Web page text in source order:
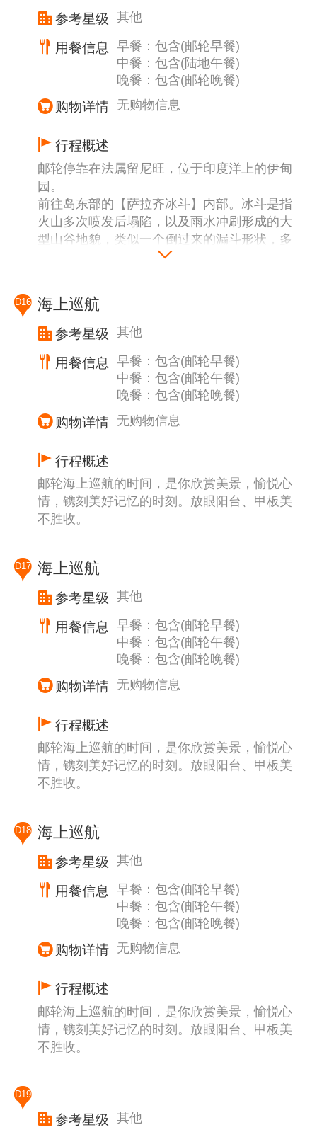
游览当地印度教徒朝拜的【圣水湖】（约20分
钟）。于指定时间返回邮轮。
参考星级 其他
用餐信息
早餐：包含(邮轮早餐)
中餐：包含(陆地午餐)
晚餐：包含(邮轮晚餐)
购物详情 无购物信息
行程概述
邮轮停靠在法属留尼旺，位于印度洋上的伊甸
园。
前往岛东部的【萨拉齐冰斗】内部。冰斗是指
火山多次喷发后塌陷，以及雨水冲刷形成的大
型山谷地貌，类似一个倒过来的漏斗形状，多
出现在雪山地带，所以翻译为冰斗。留尼汪的
斗是山中的天然绿色森林氧吧，瀑布随处可
见。
山中的【萨拉齐小镇】（约20分钟），哥特式
的小教堂被称作“小巴黎圣母院”。
经停唯美的【新娘头纱瀑布】(约20分钟),雨季
时水量上升，水汽升腾，像极了新娘轻薄飘逸
的面纱。
到达【HellBourg地狱堡小镇】（约30分钟）
欣赏克里奥尔传统建筑，小镇休闲风情。小镇
是原先富人的山上疗养避暑胜地，小别墅多是
当年所建的度假屋。
午餐后下山，游览【圣但尼】（约30分钟），
可在海岸的广场欣赏海边美景，可沿着市中心
另一个时代。可沿步行商业街休闲，领略各色
人种各种信仰的不同寺庙、教堂汇集的留尼汪
多元包容文化。
D16 海上巡航
参考星级 其他
用餐信息
早餐：包含(邮轮早餐)
中餐：包含(邮轮午餐)
晚餐：包含(邮轮晚餐)
购物详情 无购物信息
行程概述
邮轮海上巡航的时间，是你欣赏美景，愉悦心
情，镌刻美好记忆的时刻。放眼阳台、甲板美
不胜收。
D17 海上巡航
参考星级 其他
用餐信息
早餐：包含(邮轮早餐)
中餐：包含(邮轮午餐)
晚餐：包含(邮轮晚餐)
购物详情 无购物信息
行程概述
邮轮海上巡航的时间，是你欣赏美景，愉悦心
情，镌刻美好记忆的时刻。放眼阳台、甲板美
不胜收。
D18 海上巡航
参考星级 其他
用餐信息
早餐：包含(邮轮早餐)
中餐：包含(邮轮午餐)
晚餐：包含(邮轮晚餐)
购物详情 无购物信息
行程概述
邮轮海上巡航的时间，是你欣赏美景，愉悦心
情，镌刻美好记忆的时刻。放眼阳台、甲板美
不胜收。
D19
参考星级 其他